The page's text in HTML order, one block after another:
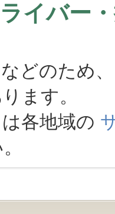
ライバー
どのため
ます。
各地域の